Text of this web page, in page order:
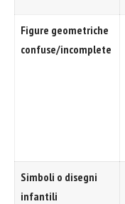
Figure geometriche
confuse/incomplete
Simboli o disegni
infantili